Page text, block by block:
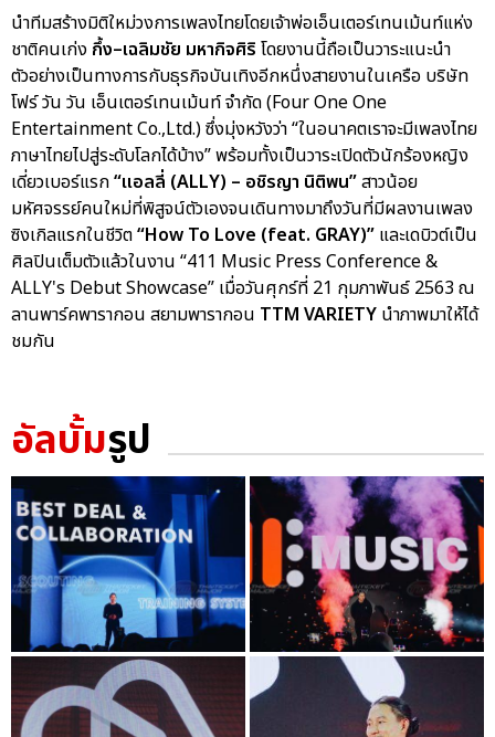
นำทีมสร้างมิติใหม่วงการเพลงไทยโดยเจ้าพ่อเอ็นเตอร์เทนเม้นท์แห่ง
ชาติคนเก่ง กึ้ง–เฉลิมชัย มหากิจศิริ โดยงานนี้ถือเป็นวาระแนะนำ
ตัวอย่างเป็นทางการกับธุรกิจบันเทิงอีกหนึ่งสายงานในเครือ บริษัท
โฟร์ วัน วัน เอ็นเตอร์เทนเม้นท์ จำกัด (Four One One
Entertainment Co.,Ltd.) ซึ่งมุ่งหวังว่า “ในอนาคตเราจะมีเพลงไทย
ภาษาไทยไปสู่ระดับโลกได้บ้าง” พร้อมทั้งเป็นวาระเปิดตัวนักร้องหญิง
เดี่ยวเบอร์แรก“แอลลี่ (ALLY) – อชิรญา นิติพน”สาวน้อย
มหัศจรรย์คนใหม่ที่พิสูจน์ตัวเองจนเดินทางมาถึงวันที่มีผลงานเพลง
ซิงเกิลแรกในชีวิต“How To Love (feat. GRAY)” และเดบิวต์เป็น
ศิลปินเต็มตัวแล้วในงาน “411 Music Press Conference &
ALLY's Debut Showcase” เมื่อวันศุกร์ที่ 21 กุมภาพันธ์ 2563 ณ
ลานพาร์คพารากอน สยามพารากอน TTM VARIETY นำภาพมาให้ได้
ชมกัน
อัลบั้มรูป